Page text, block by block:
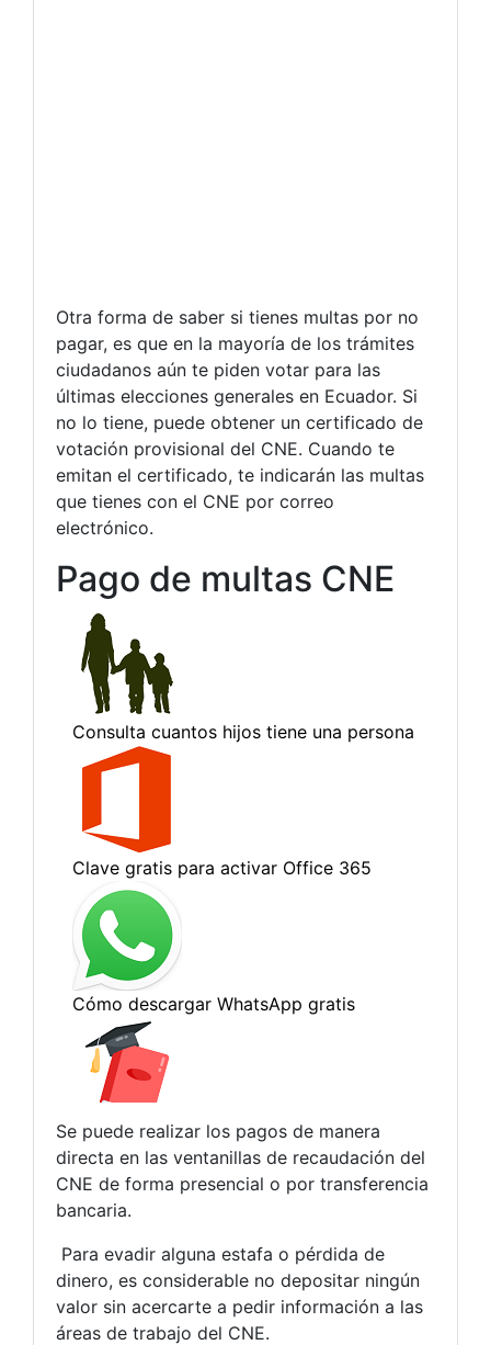
Otra forma de saber si tienes multas por no
pagar, es que en la mayoría de los trámites
ciudadanos aún te piden votar para las
últimas elecciones generales en Ecuador. Si
no lo tiene, puede obtener un certificado de
votación provisional del CNE. Cuando te
emitan el certificado, te indicarán las multas
que tienes con el CNE por correo
electrónico.
Pago de multas CNE
Se puede realizar los pagos de manera
directa en las ventanillas de recaudación del
CNE de forma presencial o por transferencia
bancaria.
Para evadir alguna estafa o pérdida de
dinero, es considerable no depositar ningún
valor sin acercarte a pedir información a las
áreas de trabajo del CNE.